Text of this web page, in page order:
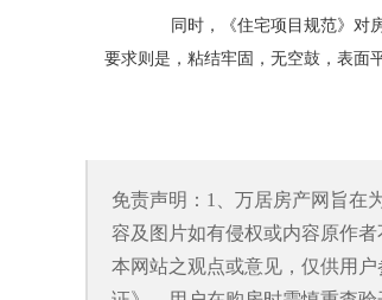
同时，《住宅项目规范》对房
要求则是，粘结牢固，无空鼓，表面
免责声明：1、万居房产网旨在
容及图片如有侵权或内容原作
本网站之观点或意见，仅供用